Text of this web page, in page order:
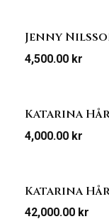
Jenny
4,500.00 kr
Katarina
4,000.00 kr
Katarina
42,000.00 kr